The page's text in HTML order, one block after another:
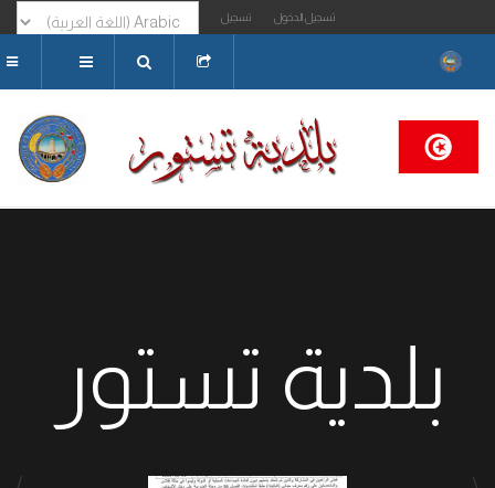
تسجيل الدخول تسجيل
البحث...
بلدية تستور